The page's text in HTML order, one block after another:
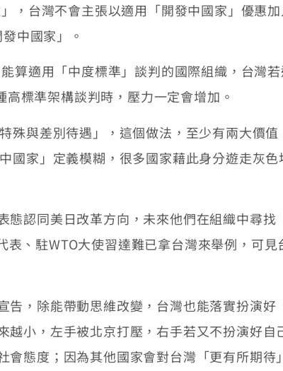
台灣不會主張以適用「開發中國家」優惠
中國家」。
適用「中度標準」談判的國際組織，台灣
標準架構談判時，壓力一定會增加。
與差別待遇」，這個做法，至少有兩大價值
國家」定義模糊，很多國家藉此身分遊走灰色
認同美日改革方向，未來他們在組織中尋找
、駐WTO大使習達難已拿台灣來舉例，可見
，除能帶動思維改變，台灣也能落實扮演好
小，左手被北京打壓，右手若又不扮演好自
態度；因為其他國家會對台灣「更有所期待